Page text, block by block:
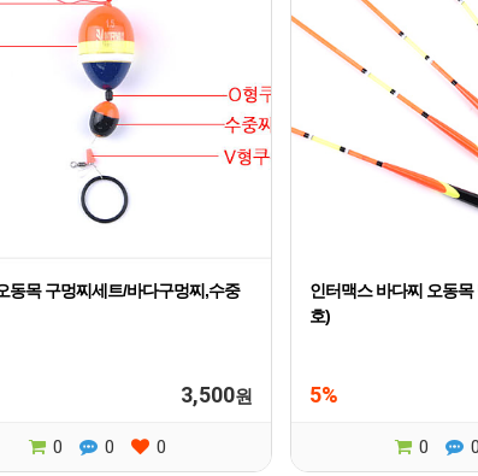
동목 구멍찌세트/바다구멍찌,수중
3,500원
0 0 0
인터맥스 바다찌 오동목
호)
5%
0 0